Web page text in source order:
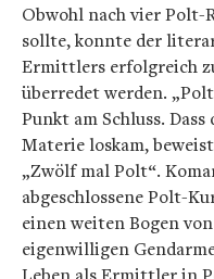
Obwohl nach vier Polt-
sollte, konnte der
Ermittlers erfolgreich
überredet werden.
Punkt am Schluss.
Materie loskam,
„Zwölf mal Polt“.
abgeschlossene Polt-
einen weiten Bogen
eigenwilligen